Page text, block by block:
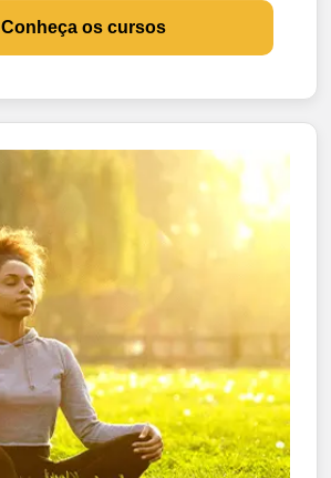
Conheça os cursos